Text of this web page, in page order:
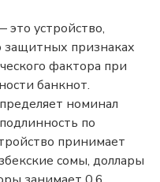
это устройство,
защитных признаках
фактора при
банкнот.
номинал
по
принимает
сомы, доллары